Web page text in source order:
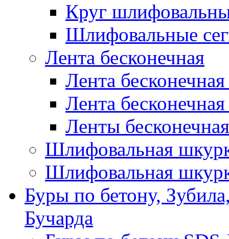
Круг
Шлифовальные
Лента бесконечная
Лента
Лента
Ленты
Шлифовальная
Шлифовальная
Буры по бетону,
Бучарда